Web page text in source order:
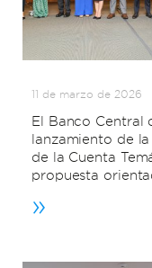
11 de marzo de 2026
El Banco Central
lanzamiento de
de la Cuenta
propuesta
»